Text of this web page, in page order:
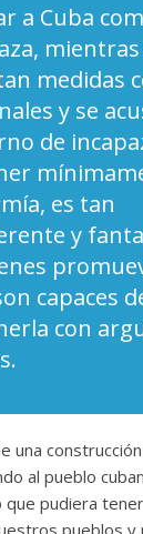
a Cuba
mientras
medidas
y se
de
es tan
y
capaces
con
una
al pueblo
que pudiera
pueblos y